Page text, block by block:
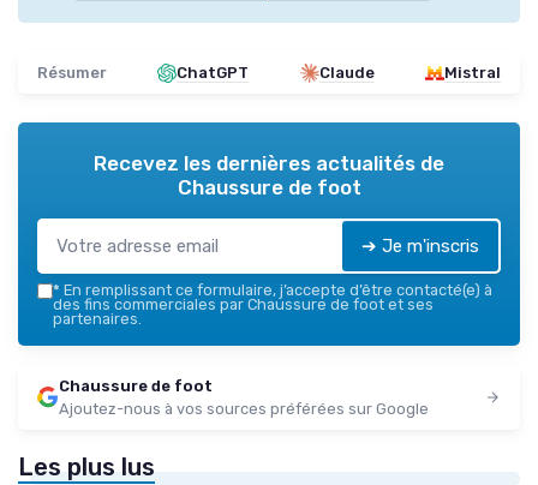
Résumer ChatGPT Claude Mistral
Recevez les dernières actualités de
Chaussure de foot
➔ Je m'inscris
* En remplissant ce formulaire, j’accepte d’être contacté(e) à
des fins commerciales par Chaussure de foot et ses
partenaires.
Chaussure de foot
Ajoutez-nous à vos sources préférées sur Google
Les plus lus